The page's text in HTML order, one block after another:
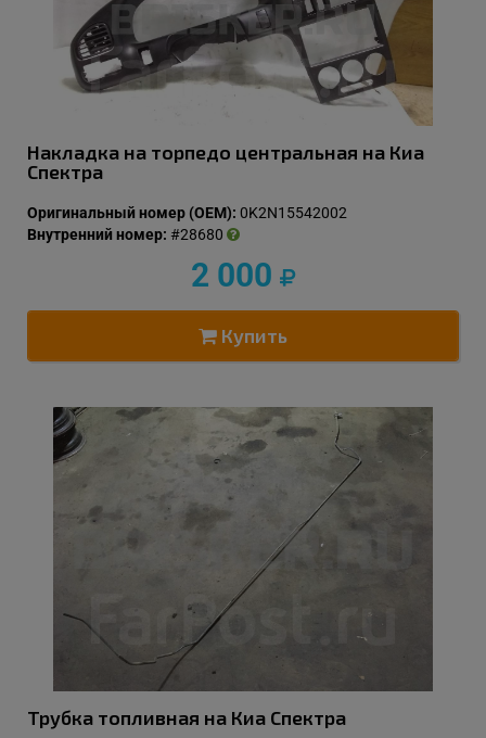
Накладка на торпедо центральная на Киа
Спектра
Оригинальный номер (OEM): 0K2N15542002
Внутренний номер: #28680
2 000
Купить
Трубка топливная на Киа Спектра